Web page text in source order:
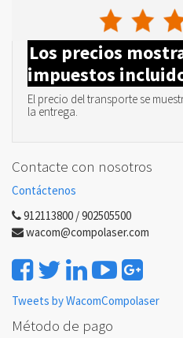
Los precios
impuestos
El precio del transporte se
la entrega.
Contacte con nosotros
Contáctenos
912113800 / 902505500
wacom@compolaser.com
Tweets by WacomCompolaser
Método de pago